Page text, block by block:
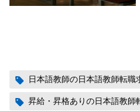
日本語教師の日本語教師転職
昇給・昇格ありの日本語教師